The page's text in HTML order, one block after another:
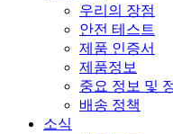
우리의 장점
안전 테스트
제품 인증서
제품정보
중요 정보 및
배송 정책
소식